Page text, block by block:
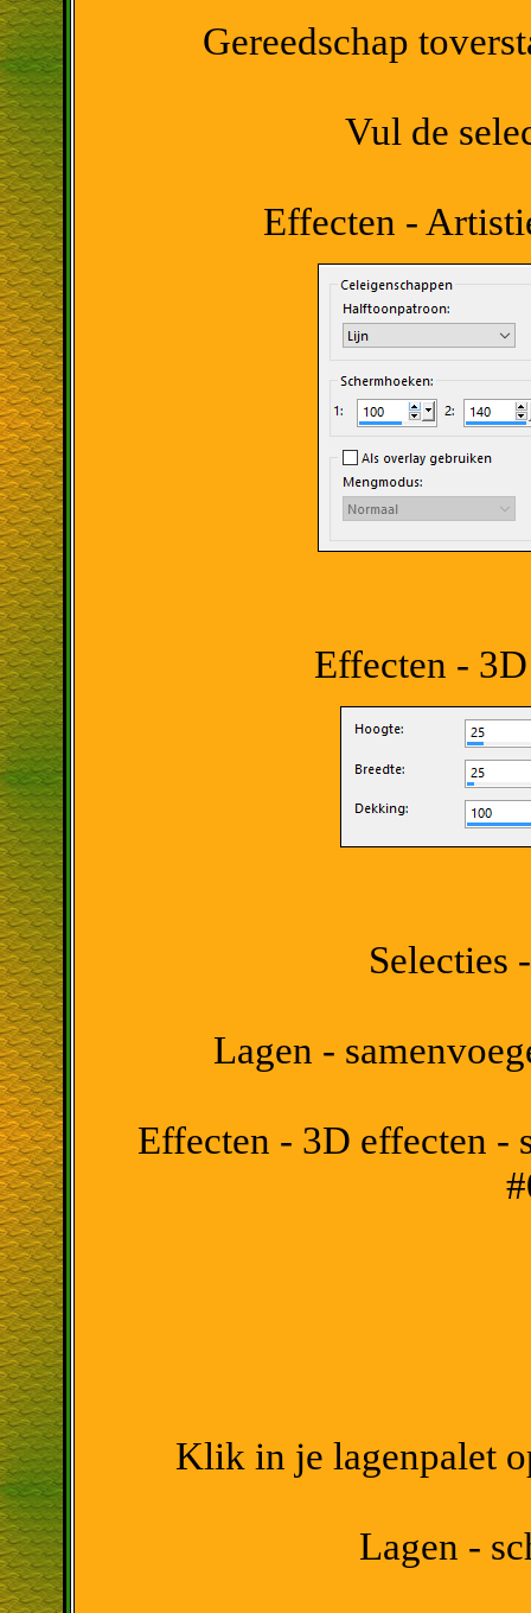
Gereedschap
Vul de
Effecten -
Effecten -
Selecties
Lagen -
Effecten - 3D effecten -
Klik in je lagenpalet
Lagen -